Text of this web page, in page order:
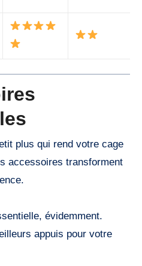
plus qui rend votre cage
accessoires transforment
évidemment.
appuis pour votre